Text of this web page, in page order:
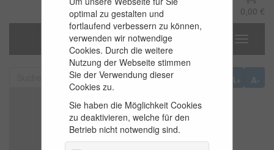
optimal zu gestalten und
fortlaufend verbessern zu können,
verwenden wir notwendige
Cookies. Durch die weitere
Nutzung der Webseite stimmen
Sie der Verwendung dieser
Cookies zu.
Sie haben die Möglichkeit Cookies
zu deaktivieren, welche für den
Betrieb nicht notwendig sind.
DE 0,00 €
Toggle
A-
A+